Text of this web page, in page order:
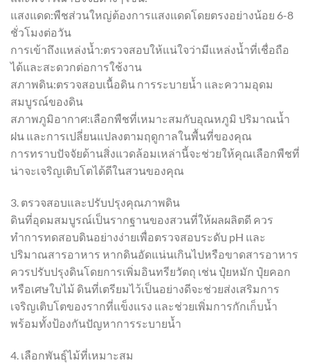
แสงแดด:พืชส่วนใหญ่ต้องการแสงแดดโดยตรงอย่างน้อย 6-8
ชั่วโมงต่อวัน
การเข้าถึงแหล่งน้ำ:ตรวจสอบให้แน่ใจว่ามีแหล่งน้ำที่เชื่อถือ
ได้และสะดวกต่อการใช้งาน
สภาพดิน:ตรวจสอบเนื้อดิน การระบายน้ำ และความอุดม
สมบูรณ์ของดิน
สภาพภูมิอากาศ:เลือกพืชที่เหมาะสมกับอุณหภูมิ ปริมาณน้ำ
ฝน และการเปลี่ยนแปลงตามฤดูกาลในพื้นที่ของคุณ
การทราบปัจจัยด้านสิ่งแวดล้อมเหล่านี้จะช่วยให้คุณเลือกพืชที่
น่าจะเจริญเติบโตได้ดีในสวนของคุณ
3. ตรวจสอบและปรับปรุงคุณภาพดิน
ดินที่อุดมสมบูรณ์เป็นรากฐานของสวนที่ให้ผลผลิตดี ควร
ทำการทดสอบดินอย่างง่ายเพื่อตรวจสอบระดับ pH และ
ปริมาณสารอาหาร หากดินอัดแน่นเกินไปหรือขาดสารอาหาร
ควรปรับปรุงดินโดยการเพิ่มอินทรียวัตถุ เช่น ปุ๋ยหมัก ปุ๋ยคอก
หรือเศษใบไม้ ดินที่เตรียมไว้เป็นอย่างดีจะช่วยส่งเสริมการ
เจริญเติบโตของรากที่แข็งแรง และช่วยเพิ่มการกักเก็บน้ำ
พร้อมทั้งป้องกันปัญหาการระบายน้ำ
4. เลือกพันธุ์ไม้ที่เหมาะสม